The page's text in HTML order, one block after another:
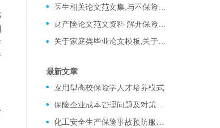
医生相关论文范文集,与不保险的美国医疗保险相关硕士论文范文
财产险论文范文资料 解开保险理赔难魔咒之四财产险理赔麻烦多
关于家庭类毕业论文模板,关于退休后的理财生活相关在职毕业论文范文
最新文章
应用型高校保险学人才培养模式
保险企业成本管理问题及对策探析
化工安全生产保险事故预防服务模式